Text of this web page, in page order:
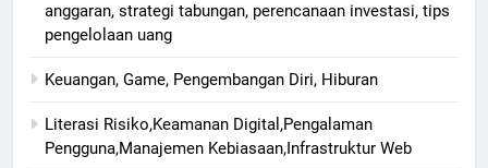
anggaran, strategi tabungan, perencanaan investasi, tips
pengelolaan uang
Keuangan, Game, Pengembangan Diri, Hiburan
Literasi Risiko,Keamanan Digital,Pengalaman
Pengguna,Manajemen Kebiasaan,Infrastruktur Web